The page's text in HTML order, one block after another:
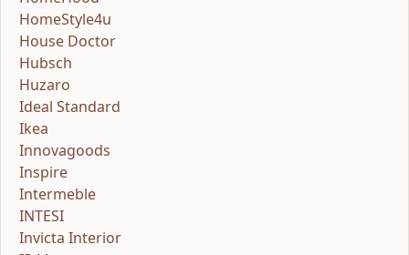
HomeStyle4u
House Doctor
Hubsch
Huzaro
Ideal Standard
Ikea
Innovagoods
Inspire
Intermeble
INTESI
Invicta Interior